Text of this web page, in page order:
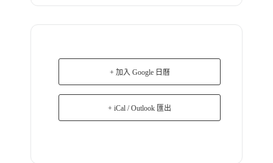
+ 加入 Google 日曆
+ iCal / Outlook 匯出